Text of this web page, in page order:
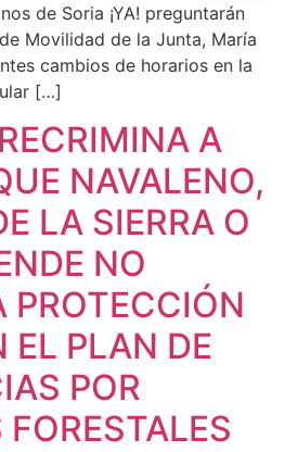
de Soria ¡YA! preguntarán
Movilidad de la Junta, María
cambios de horarios en la
[…]
A
NAVALENO,
LA SIERRA O
NO
PROTECCIÓN
EL PLAN DE
POR